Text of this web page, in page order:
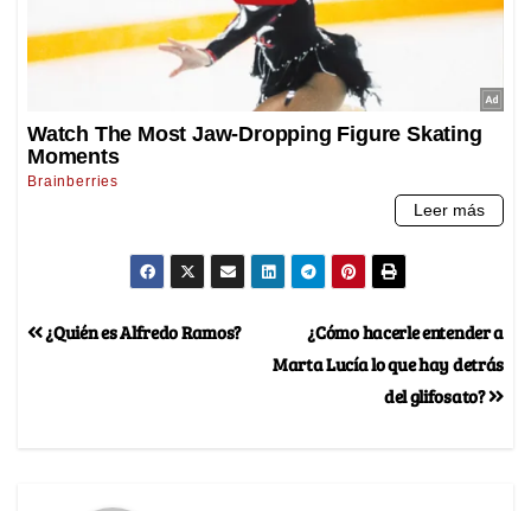
¿Cómo hacerle entender a
Marta Lucía lo que hay detrás
del glifosato?
¿Quién es Alfredo Ramos?